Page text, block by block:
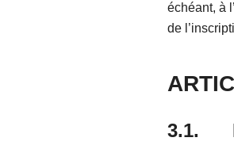
échéant, à
de
3.1.